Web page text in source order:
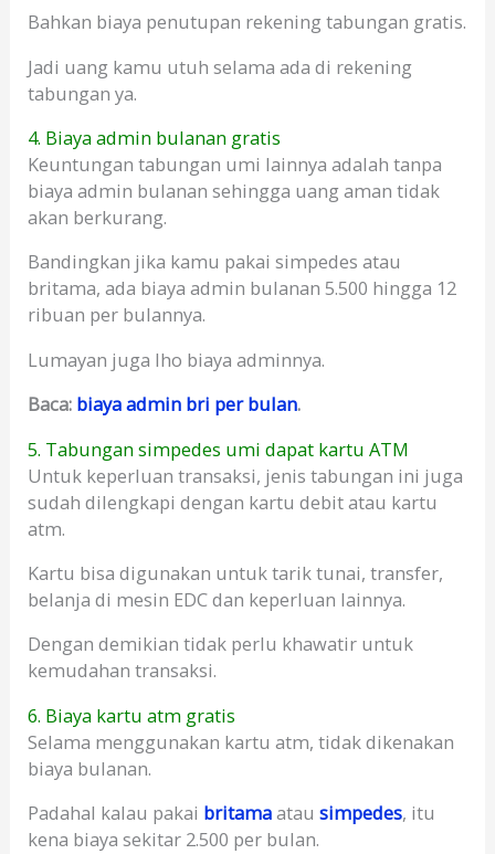
Bahkan biaya penutupan rekening tabungan gratis.
Jadi uang kamu utuh selama ada di rekening
tabungan ya.
4. Biaya admin bulanan gratis
Keuntungan tabungan umi lainnya adalah tanpa
biaya admin bulanan sehingga uang aman tidak
akan berkurang.
Bandingkan jika kamu pakai simpedes atau
britama, ada biaya admin bulanan 5.500 hingga 12
ribuan per bulannya.
Lumayan juga lho biaya adminnya.
Baca: biaya admin bri per bulan.
5. Tabungan simpedes umi dapat kartu ATM
Untuk keperluan transaksi, jenis tabungan ini juga
sudah dilengkapi dengan kartu debit atau kartu
atm.
Kartu bisa digunakan untuk tarik tunai, transfer,
belanja di mesin EDC dan keperluan lainnya.
Dengan demikian tidak perlu khawatir untuk
kemudahan transaksi.
6. Biaya kartu atm gratis
Selama menggunakan kartu atm, tidak dikenakan
biaya bulanan.
Padahal kalau pakai britamaatausimpedes, itu
kena biaya sekitar 2.500 per bulan.